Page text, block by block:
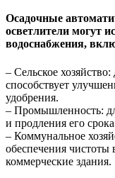
Осадочные
осветлители могут
водоснабжения,
– Сельское
способствует
удобрения.
– Промышленность:
и продления его
– Коммунальное
обеспечения
коммерческие здания.